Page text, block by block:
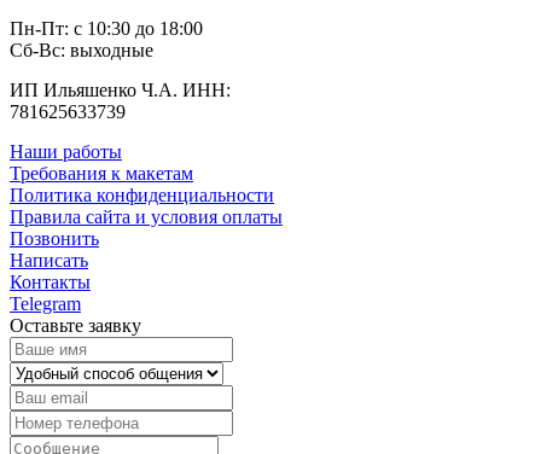
Пн-Пт: с 10:30 до 18:00
Cб-Вс: выходные
ИП Ильяшенко Ч.А. ИНН:
781625633739
Наши работы
Требования к макетам
Политика конфиденциальности
Правила сайта и условия оплаты
Позвонить
Написать
Контакты
Telegram
Оставьте заявку